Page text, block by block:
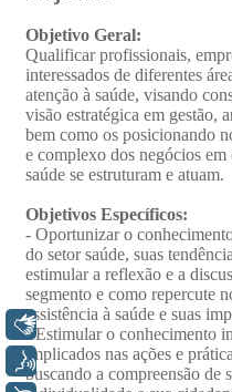
Libras
Voz